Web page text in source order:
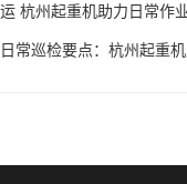
杭州起重机助力日常作
常巡检要点：杭州起重